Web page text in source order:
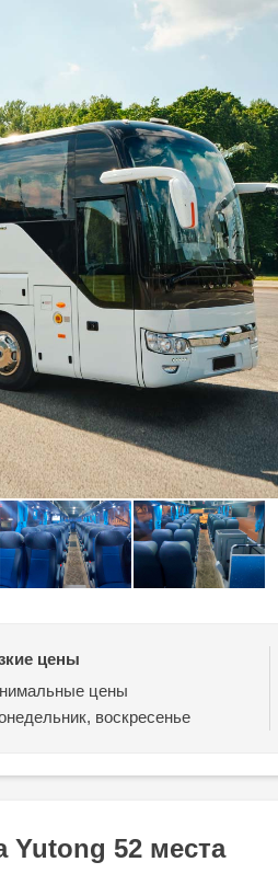
цены
цены
воскресенье
Yutong 52 места